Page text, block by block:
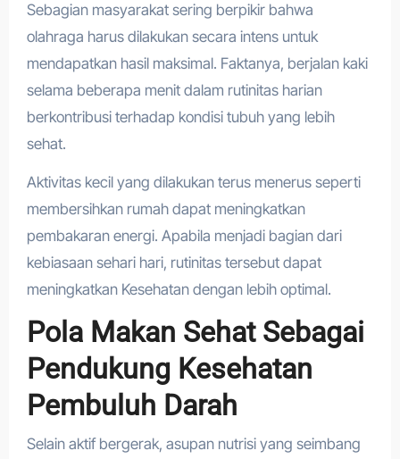
Sebagian masyarakat sering berpikir bahwa
olahraga harus dilakukan secara intens untuk
mendapatkan hasil maksimal. Faktanya, berjalan kaki
selama beberapa menit dalam rutinitas harian
berkontribusi terhadap kondisi tubuh yang lebih
sehat.
Aktivitas kecil yang dilakukan terus menerus seperti
membersihkan rumah dapat meningkatkan
pembakaran energi. Apabila menjadi bagian dari
kebiasaan sehari hari, rutinitas tersebut dapat
meningkatkan Kesehatan dengan lebih optimal.
Pola Makan Sehat Sebagai
Pendukung Kesehatan
Pembuluh Darah
Selain aktif bergerak, asupan nutrisi yang seimbang